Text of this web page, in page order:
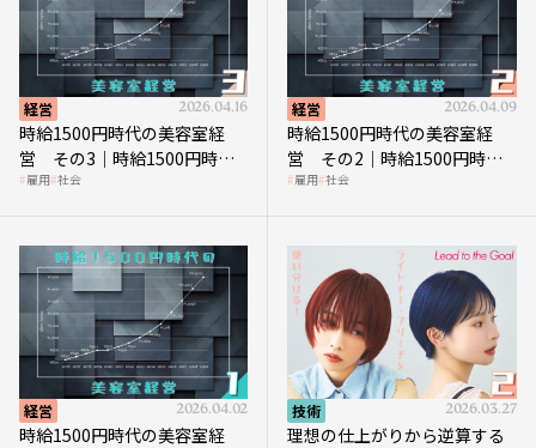
経営 2026.04.16
時給1500円時代の美容室経
営 その3｜時給1500円時
代、美容業はどのような影響
雇用 社会
経営 2026.04.09
時給1500円時代の美容室経
営 その2｜時給1500円時代
に支払う給与はいくらなのか
雇用 社会
経営 2026.04.02
時給1500円時代の美容室経
技術 2026.03.27
理想の仕上がりから逆算する